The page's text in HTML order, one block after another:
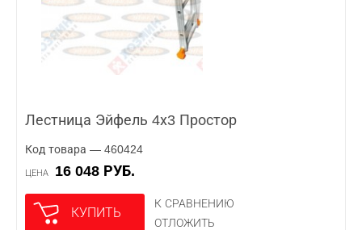
Лестница Эйфель 4х3 Простор
Код товара — 460424
ЦЕНА 16 048 РУБ.
КУПИТЬ
К СРАВНЕНИЮ
ОТЛОЖИТЬ